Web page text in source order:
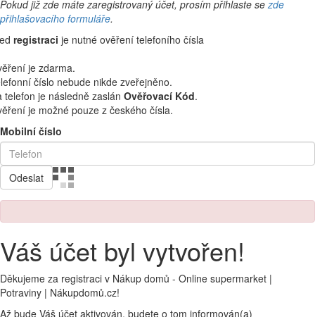
Pokud již zde máte zaregistrovaný účet, prosím přihlaste se zde
přihlašovacího formuláře.
registraci je nutné ověření telefoního čísla
je zdarma.
číslo nebude nikde zveřejněno.
telefon je následně zaslán Ověřovací Kód.
je možné pouze z českého čísla.
Mobilní číslo
Odeslat
Váš účet byl vytvořen!
Děkujeme za registraci v Nákup domů - Online supermarket |
Potraviny | Nákupdomů.cz!
Až bude Váš účet aktivován, budete o tom informován(a)